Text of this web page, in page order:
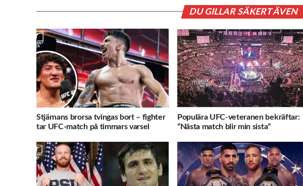
DU GILLAR SÄKERT ÄVEN
Stjärnans brorsa tvingas bort – fighter
tar UFC-match på timmars varsel
Populära UFC-veteranen bekräftar:
”Nästa match blir min sista”